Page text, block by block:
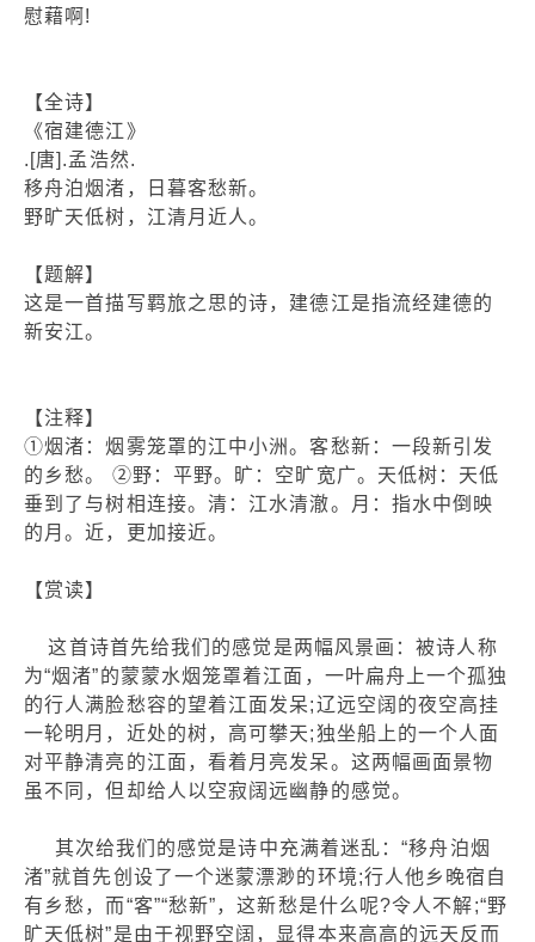
慰藉啊!
【全诗】
《宿建德江》
.[唐].孟浩然.
移舟泊烟渚，日暮客愁新。
野旷天低树，江清月近人。
【题解】
这是一首描写羁旅之思的诗，建德江是指流经建德的
新安江。
【注释】
①烟渚：烟雾笼罩的江中小洲。客愁新：一段新引发
的乡愁。 ②野：平野。旷：空旷宽广。天低树：天低
垂到了与树相连接。清：江水清澈。月：指水中倒映
的月。近，更加接近。
【赏读】
这首诗首先给我们的感觉是两幅风景画：被诗人称
为“烟渚”的蒙蒙水烟笼罩着江面，一叶扁舟上一个孤独
的行人满脸愁容的望着江面发呆;辽远空阔的夜空高挂
一轮明月，近处的树，高可攀天;独坐船上的一个人面
对平静清亮的江面，看着月亮发呆。这两幅画面景物
虽不同，但却给人以空寂阔远幽静的感觉。
其次给我们的感觉是诗中充满着迷乱：“移舟泊烟
渚”就首先创设了一个迷蒙漂渺的环境;行人他乡晚宿自
有乡愁，而“客”“愁新”，这新愁是什么呢?令人不解;“野
旷天低树”是由于视野空阔，显得本来高高的远天反而